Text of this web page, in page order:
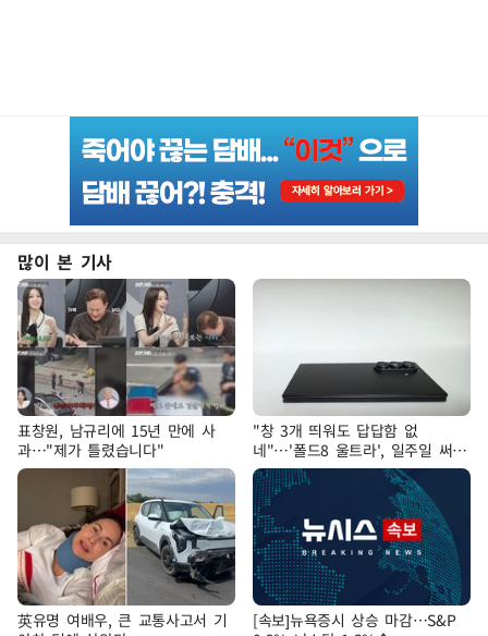
많이 본 기사
표창원, 남규리에 15년 만에 사
과…"제가 틀렸습니다"
"창 3개 띄워도 답답함 없
네"…'폴드8 울트라', 일주일 써보
니
英유명 여배우, 큰 교통사고서 기
[속보]뉴욕증시 상승 마감…S&P